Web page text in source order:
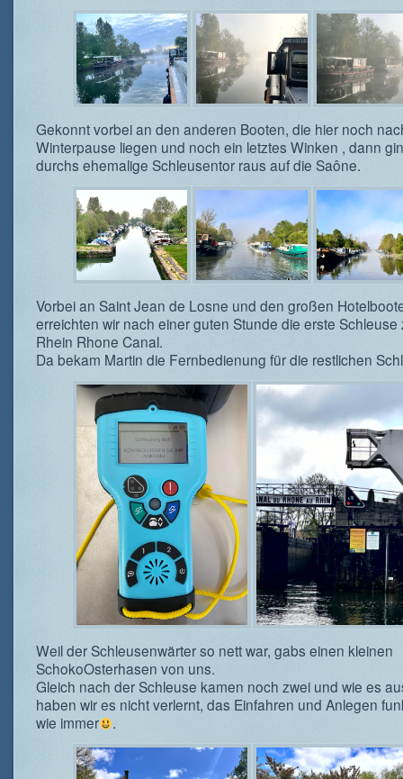
Gekonnt vorbei an den anderen Booten, die hier noch
Winterpause liegen und noch ein letztes Winken , dann
durchs ehemalige Schleusentor raus auf die Saône.
Vorbei an Saint Jean de Losne und den großen
erreichten wir nach einer guten Stunde die erste Schleuse
Rhein Rhone Canal.
Da bekam Martin die Fernbedienung für die restlichen
Weil der Schleusenwärter so nett war, gabs einen kleinen
SchokoOsterhasen von uns.
Gleich nach der Schleuse kamen noch zwei und wie es
haben wir es nicht verlernt, das Einfahren und Anlegen
wie immer
.